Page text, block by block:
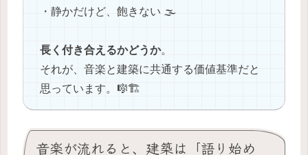
・静かだけど、飽きない 🌫️
長く付き合えるかどうか。
それが、音楽と建築に共通する価値基準だと
思っています。🎼🏗️
音楽が流れると、建築は「語り始め